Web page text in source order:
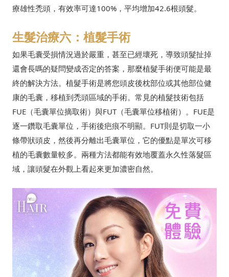
療雄性禿頭，有效率可達100%，平均增加42.6根頭髮。
生髮治療六：植髮手術
如果毛囊受損情況過於嚴重，甚至已經壞死，導致頭髮扯掉
還會長嗎的疑問變成否定的答案，那麼植髮手術便可能是最
終的解決方法。植髮手術是將您頭皮後枕部位或其他部位健
康的毛囊，移植到禿頭區域的手術。常見的植髮技術包括
FUE（毛囊單位摘取術）與FUT（毛囊單位移植術）。FUE是
逐一鑽取毛囊單位，手術後疤痕不明顯。FUT則是切取一小
條帶狀頭皮，然後再分離出毛囊單位，它的優點是單次可移
植的毛囊數量較多。兩種方法都能有效地覆蓋永久性落髮區
域，讓頭髮在外觀上看起來更加濃密自然。